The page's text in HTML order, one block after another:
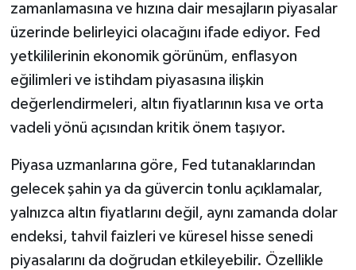
zamanlamasına ve hızına dair mesajların piyasalar
üzerinde belirleyici olacağını ifade ediyor. Fed
yetkililerinin ekonomik görünüm, enflasyon
eğilimleri ve istihdam piyasasına ilişkin
değerlendirmeleri, altın fiyatlarının kısa ve orta
vadeli yönü açısından kritik önem taşıyor.
Piyasa uzmanlarına göre, Fed tutanaklarından
gelecek şahin ya da güvercin tonlu açıklamalar,
yalnızca altın fiyatlarını değil, aynı zamanda dolar
endeksi, tahvil faizleri ve küresel hisse senedi
piyasalarını da doğrudan etkileyebilir. Özellikle